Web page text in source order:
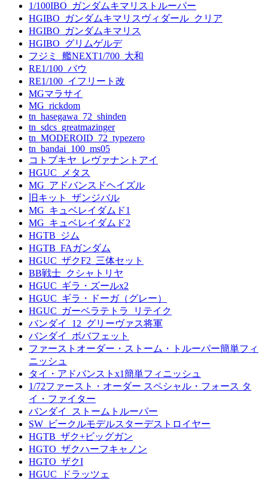
1/100IBO_ガンダムキマリストルーパー
HGIBO_ガンダムキマリスヴィダール_クリア
HGIBO_ガンダムキマリス
HGIBO_グリムゲルデ
フジミ_艦NEXT1/700_大和
RE1/100_バウ
RE1/100_イフリート改
MGマラサイ
MG_rickdom
tn_hasegawa_72_shinden
tn_sdcs_greatmazinger
tn_MODEROID_72_typezero
tn_bandai_100_ms05
コトブキヤ_レヴァナントアイ
HGUC_メタス
MG_アドバンスドヘイズル
旧キット_ザンジバル
MG_キュベレイダムド1
MG_キュベレイダムド2
HGTB_ジム
HGTB_FAガンダム
HGUC_ザクF2_三体セット
BB戦士_クシャトリヤ
HGUC_ギラ・ズールx2
HGUC_ギラ・ドーガ（グレー）
HGUC_ガーベラテトラ_リテイク
バンダイ_12_グリーヴァス将軍
バンダイ_ボバフェット
ファーストオーダー・ストーム・トルーパー簡単フィ
ニッシュ
タイ・アドバンストx1簡単フィニッシュ
1/72ファースト・オーダー スペシャル・フォース タ
イ・ファイター
バンダイ_ストームトルーパー
SW_ビークルモデルスターデストロイヤー
HGTB_ザク+ビッグガン
HGTO_ザクハーフキャノン
HGTO_ザクI
HGUC_ドラッツェ